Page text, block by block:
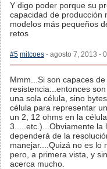
Y digo poder porque su
capacidad de producción
modelos más pequeños
retos
#5 mitcoes - agosto 7, 2013 -
Mmm...Si son capaces
resistencia...entonces
una sola célula, sino
célula para representar
un 2, 12 ohms en la
3.....etc.)...Obviamente la
dependerá de la
manejar....Quizá no es lo
pero, a primera vista, y
acerca mucho.